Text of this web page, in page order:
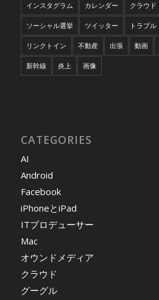
インスタグラム カレンダー クラウド
ソーシャル選挙 ツイッター トラブル
リンクトイン 不動産 出張 動画
新幹線 炎上 画像
CATEGORIES
AI
Android
Facebook
iPhoneとiPad
ITプロデューサー
Mac
オウンドメディア
クラウド
グーグル